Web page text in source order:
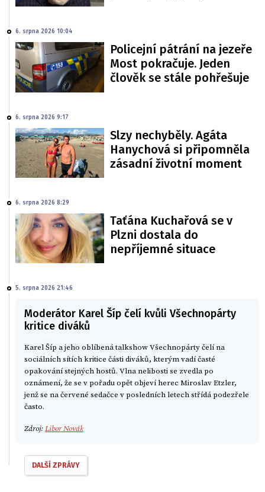
6. srpna 2026 10:04
Policejní pátrání na jezeře
Most pokračuje. Jeden
člověk se stále pohřešuje
6. srpna 2026 9:17
Slzy nechyběly. Agáta
Hanychová si připomněla
zásadní životní moment
6. srpna 2026 8:29
Taťána Kuchařová se v
Plzni dostala do
nepříjemné situace
5. srpna 2026 21:46
Moderátor Karel Šíp čelí kvůli Všechnopárty
kritice diváků
Karel Šíp a jeho oblíbená talkshow Všechnopárty čelí na
sociálních sítích kritice části diváků, kterým vadí časté
opakování stejných hostů. Vlna nelibosti se zvedla po
oznámení, že se v pořadu opět objeví herec Miroslav Etzler,
jenž se na červené sedačce v posledních letech střídá podezřele
často.
Zdroj:Libor Novák
DALŠÍ ZPRÁVY